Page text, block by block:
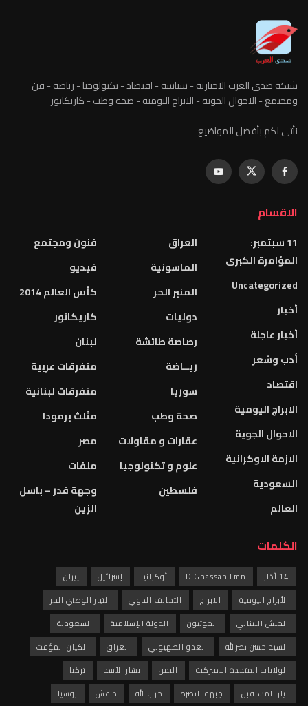
شبكة صدى العرب الاخبارية - سياسة - اقتصاد - تكنولوجيا - رياضة - فن
ومجتمع - الاحوال الجوية - الابراج اليومية - صحة وطب - كاريكاتور
نأتي لكم بأفضل المواضيع
الاقسام
11 سبتمبر:
المؤامرة الكبرى
Uncategorized
أخبار
أخبار عاجلة
أدب وشعر
اقتصاد
الابراج اليومية
الاحوال الجوية
الازمة الاوكرانية
السعودية
العالم
العراق
الماسونية
المنبر الحر
دوليات
رصاصة طائشة
ريــاضة
سوريا
صحة وطب
عقارات و مقاولات
علوم و تكنولوجيا
فلسطين
فنون ومجتمع
فيديو
كأس العالم 2014
كاريكاتور
لبنان
متفرقات عربية
متفرقات لبنانية
مثلث برمودا
مصر
ملفات
وجهة قدر – باسل
الزين
الكلمات
14 آذار D Ghassan Lmn أوكرانيا إسرائيل
إيران
الأبراج اليومية
الابراج التحالف الدولي
التيار الوطني الحر
الجيش اللبناني
الحوثيون الدولة الإسلامية
السعودية
السيد حسن نصرالله
العدو الصهيوني العراق
الكيان المؤقت
الولايات المتحدة الاميركية
اليمن بشار الأسد
تركيا
تيار المستقبل
جبهة النصرة حزب الله داعش روسيا